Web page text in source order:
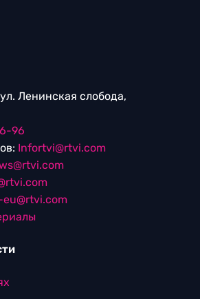
Ленинская слобода,
96
Infortvi@rtvi.com